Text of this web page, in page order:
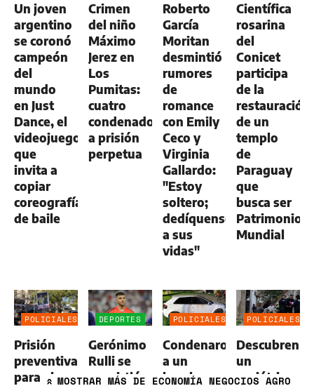
Un joven
argentino
se coronó
campeón
del
mundo
en Just
Dance, el
videojuego
que
invita a
copiar
coreografías
de baile
Crimen
del niño
Máximo
Jerez en
Los
Pumitas:
cuatro
condenados
a prisión
perpetua
Roberto
García
Moritan
desmintió
rumores
de
romance
con Emily
Ceco y
Virginia
Gallardo:
"Estoy
soltero;
dedíquense
a sus
vidas"
Científica
rosarina
del
Conicet
participa
de la
restauración
de un
templo
de
Paraguay
que
busca ser
Patrimonio
Mundial
POLICIALES
Prisión
preventiva
para el
DEPORTES
Gerónimo
Rulli se
convirtió
POLICIALES
Condenaron
a un
hombre
POLICIALES
Descubren
un
geriátrico
» MOSTRAR MÁS DE ECONOMÍA NEGOCIOS AGRO